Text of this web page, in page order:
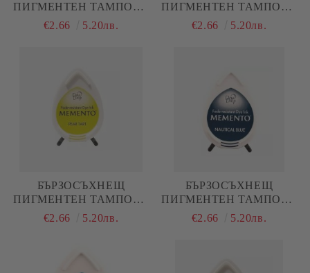
ПИГМЕНТЕН ТАМПОН -
MEMENTO - DESERT
€2.66 5.20лв.
ПИГМЕНТЕН ТАМПОН -
MEMENTO - PISTACHIO
€2.66 5.20лв.
БЪРЗОСЪХНЕЩ
ПИГМЕНТЕН ТАМПОН -
MEMENTO - PEAR TART
€2.66 5.20лв.
БЪРЗОСЪХНЕЩ
ПИГМЕНТЕН ТАМПОН -
MEMENTO - NAUTICAL
€2.66 5.20лв.